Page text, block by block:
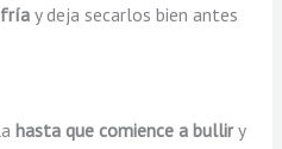
fría y deja secarlos bien antes
hasta que comience a bulliry